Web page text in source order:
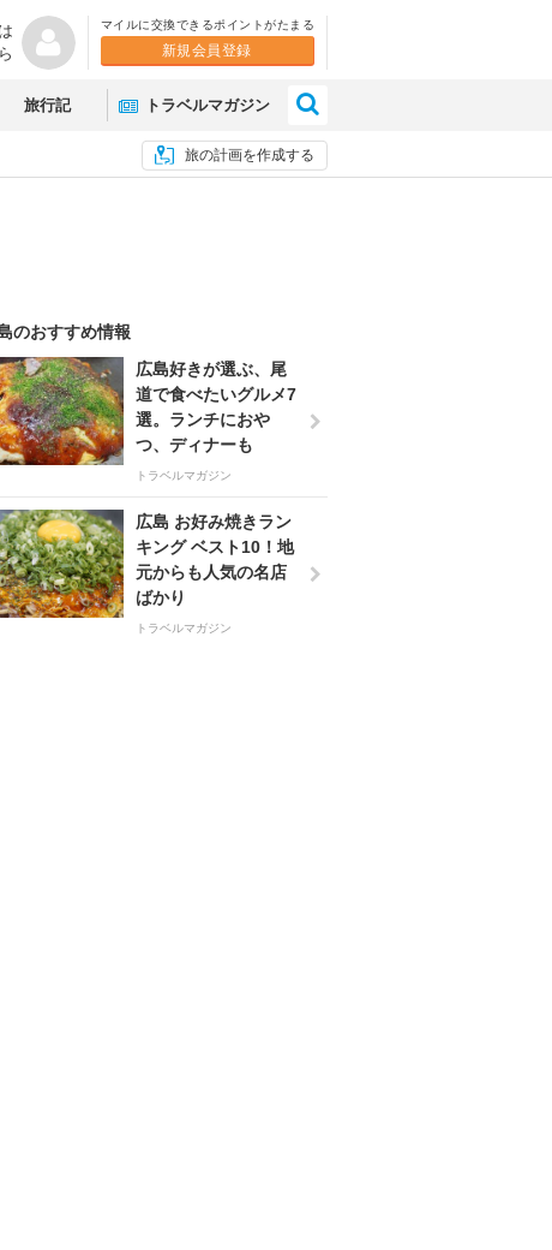
マイルに交換できるポイントがたまる
新規会員登録
旅行記 トラベルマガジン
旅の計画を作成する
のおすすめ情報
広島好きが選ぶ、尾
道で食べたいグルメ7
選。ランチにおや
つ、ディナーも
トラベルマガジン
広島 お好み焼きラン
キング ベスト10！地
元からも人気の名店
ばかり
トラベルマガジン